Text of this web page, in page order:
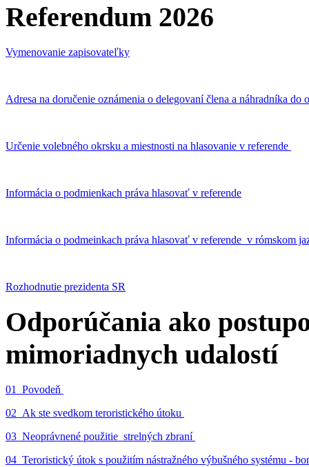
Referendum 2026
Vymenovanie zapisovateľky
Adresa na doručenie oznámenia o delegovaní člena a náhradníka
Určenie volebného okrsku a miestnosti na hlasovanie v referende
Informácia o podmienkach práva hlasovať v referende
Informácia o podmeinkach práva hlasovať v referende v rómskom
Rozhodnutie prezidenta SR
Odporúčania ako
mimoriadnych udalostí
01_Povodeň
02_Ak ste svedkom teroristického útoku
03_Neoprávnené použitie strelných zbraní
04_Teroristický útok s použitím nástražného výbušného systému -